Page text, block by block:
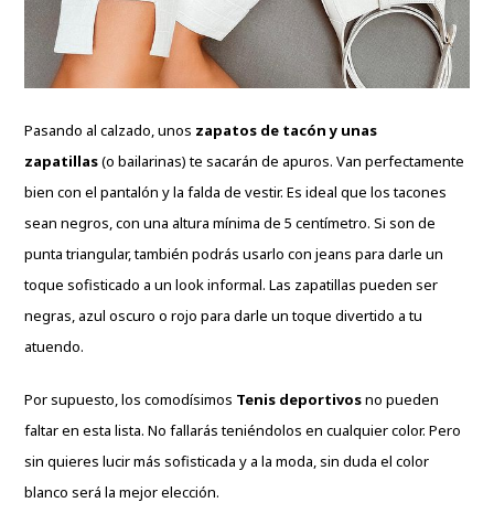
Pasando al calzado, unos zapatos de tacón y unas
zapatillas(o bailarinas) te sacarán de apuros. Van perfectamente
bien con el pantalón y la falda de vestir. Es ideal que los tacones
sean negros, con una altura mínima de 5 centímetro. Si son de
punta triangular, también podrás usarlo con jeans para darle un
toque sofisticado a un look informal. Las zapatillas pueden ser
negras, azul oscuro o rojo para darle un toque divertido a tu
atuendo.
Por supuesto, los comodísimos Tenis deportivosno pueden
faltar en esta lista. No fallarás teniéndolos en cualquier color. Pero
sin quieres lucir más sofisticada y a la moda, sin duda el color
blanco será la mejor elección.